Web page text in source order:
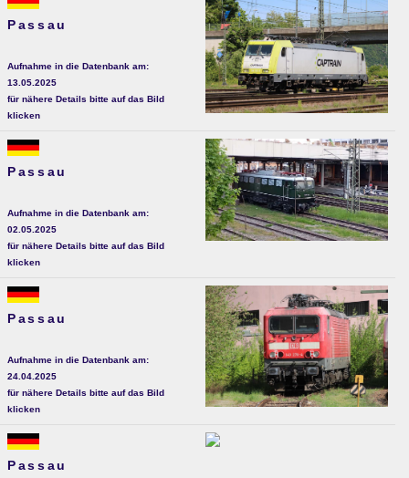
Passau
Aufnahme in die Datenbank am:
13.05.2025
für nähere Details bitte auf das Bild
klicken
Passau
Aufnahme in die Datenbank am:
02.05.2025
für nähere Details bitte auf das Bild
klicken
Passau
Aufnahme in die Datenbank am:
24.04.2025
für nähere Details bitte auf das Bild
klicken
Passau